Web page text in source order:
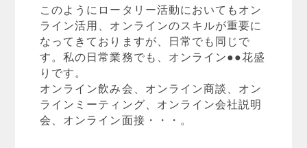
このようにロータリー活動においてもオン
ライン活用、オンラインのスキルが重要に
なってきておりますが、日常でも同じで
す。私の日常業務でも、オンライン●●花盛
りです。
オンライン飲み会、オンライン商談、オン
ラインミーティング、オンライン会社説明
会、オンライン面接・・・。